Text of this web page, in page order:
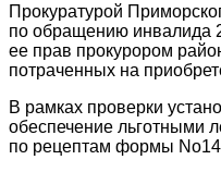
Прокуратурой
по обращению инвалида
ее прав прокурором
потраченных на
В рамках проверки
обеспечение льготными
по рецептам формы